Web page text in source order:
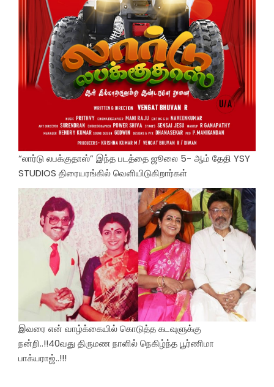
“லார்டு லபக்குதாஸ்” இந்த படத்தை ஜூலை 5- ஆம் தேதி YSY
STUDIOS திரையரங்கில் வெளியிடுகிறார்கள்
இவரை என் வாழ்க்கையில் கொடுத்த கடவுளுக்கு
நன்றி..!!40வது திருமண நாளில் நெகிழ்ந்த பூர்ணிமா
பாக்யராஜ்..!!!